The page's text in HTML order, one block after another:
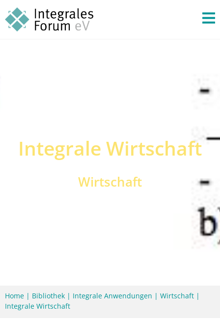
Integrale Wirtschaft
Wirtschaft
Home | Bibliothek | Integrale Anwendungen | Wirtschaft |
Integrale Wirtschaft